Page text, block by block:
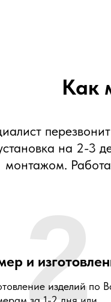
Как
на 2-3
монтажом.
и
изделий по
2